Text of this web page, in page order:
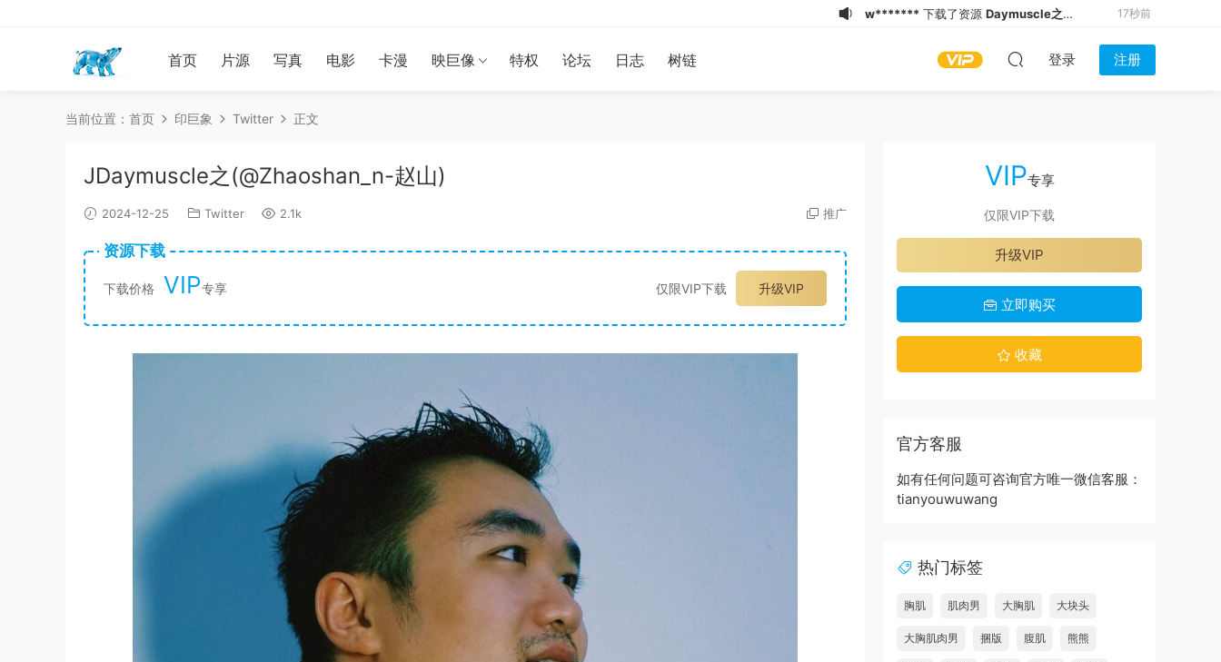
首页 片源 写真 电影 卡漫 映巨像 特权 论坛 日志 树链 登录 注册
w******* 下载了资源 Daymuscle之
卡漫）（27.8MB）
35秒前
(@NissanLiu98-@Nissan98）
下载了资源
Daymuscle之
1分钟前
（@既婚ノンケX Married Straight X）
（@BINKY FUCK TRAI THẲNG 2）
（5.76GB）
Daymuscle之
(@XiaoAo_World-@XiaoAo.art）
当前位置： 首页 印巨象 Twitter 正文
JDaymuscle之(@Zhaoshan_n-赵山)
2024-12-25 Twitter 2.1k 推广
资源下载
下载价格 VIP专享 仅限VIP下载 升级VIP
VIP专享
仅限VIP下载
升级VIP
立即购买
收藏
官方客服
如有任何问题可咨询官方唯一微信客服：
tianyouwuwang
热门标签
胸肌 肌肉男 大胸肌 大块头
大胸肌肉男 捆版 腹肌 熊熊